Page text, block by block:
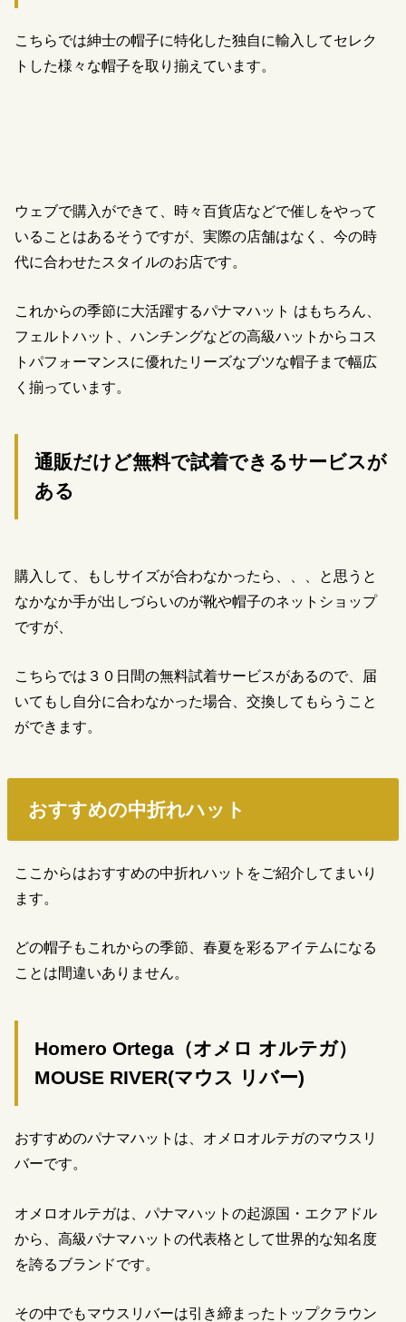
こちらでは紳士の帽子に特化した独自に輸入してセレク
トした様々な帽子を取り揃えています。
ウェブで購入ができて、時々百貨店などで催しをやって
いることはあるそうですが、実際の店舗はなく、今の時
代に合わせたスタイルのお店です。
これからの季節に大活躍するパナマハット はもちろん、
フェルトハット、ハンチングなどの高級ハットからコス
トパフォーマンスに優れたリーズなブツな帽子まで幅広
く揃っています。
通販だけど無料で試着できるサービスが
ある
購入して、もしサイズが合わなかったら、、、と思うと
なかなか手が出しづらいのが靴や帽子のネットショップ
ですが、
こちらでは３０日間の無料試着サービスがあるので、届
いてもし自分に合わなかった場合、交換してもらうこと
ができます。
おすすめの中折れハット
ここからはおすすめの中折れハットをご紹介してまいり
ます。
どの帽子もこれからの季節、春夏を彩るアイテムになる
ことは間違いありません。
Homero Ortega（オメロ オルテガ）
MOUSE RIVER(マウス リバー)
おすすめのパナマハットは、オメロオルテガのマウスリ
バーです。
オメロオルテガは、パナマハットの起源国・エクアドル
から、高級パナマハットの代表格として世界的な知名度
を誇るブランドです。
その中でもマウスリバーは引き締まったトップクラウン